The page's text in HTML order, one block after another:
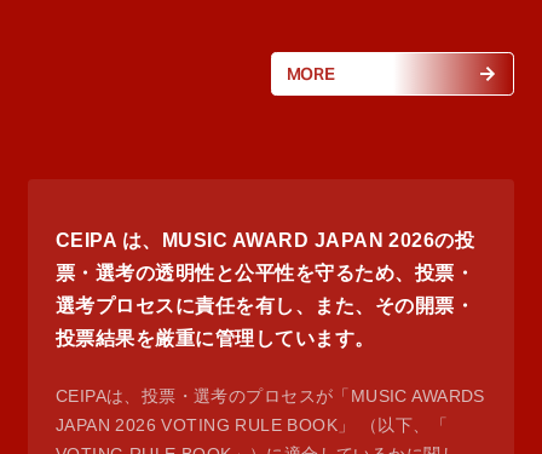
MORE
CEIPA は、MUSIC AWARD JAPAN 2026の投
票・選考の透明性と公平性を守るため、投票・
選考プロセスに責任を有し、また、その開票・
投票結果を厳重に管理しています。
CEIPAは、投票・選考のプロセスが「MUSIC AWARDS
JAPAN 2026 VOTING RULE BOOK」 （以下、「